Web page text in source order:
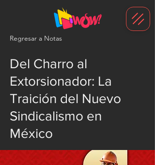
Regresar a Notas
Del Charro al
Extorsionador: La
Traición del Nuevo
Sindicalismo en
México